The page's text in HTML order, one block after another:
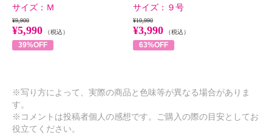
サイズ： Ｍ
¥9,900
¥5,990 （税込）
39%OFF
サイズ： ９号
¥10,990
¥3,990 （税込）
63%OFF
※写り方によって、実際の商品と色味等が異なる場合がありま
す。
※コメントは投稿者個人の感想です。ご購入の際の目安としてお
役立てください。